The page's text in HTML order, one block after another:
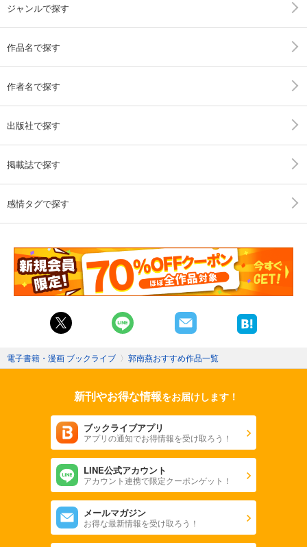
ジャンルで探す
作品名で探す
作者名で探す
出版社で探す
掲載誌で探す
感情タグで探す
電子書籍・漫画 ブックライブ 〉 郭南燕おすすめ作品一覧
新刊やお得な情報をお届けします！
ブックライブアプリ
アプリの通知でお得情報を受け取ろう！
LINE公式アカウント
アカウント連携で限定クーポンゲット！
メールマガジン
お得な最新情報を受け取ろう！